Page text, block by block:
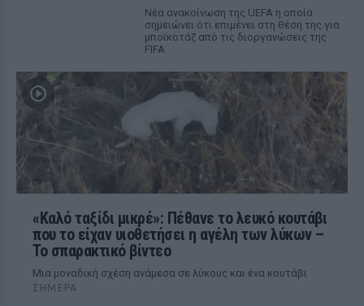
Νέα ανακοίνωση της UEFA η οποία
σημειώνει ότι επιμένει στη θέση της για
μποϊκοτάζ από τις διοργανώσεις της
FIFA
«Καλό ταξίδι μικρέ»: Πέθανε το λευκό κουτάβι
που το είχαν υιοθετήσει η αγέλη των λύκων –
Το σπαρακτικό βίντεο
Μια μοναδική σχέση ανάμεσα σε λύκους και ένα κουτάβι
ΣΉΜΕΡΑ